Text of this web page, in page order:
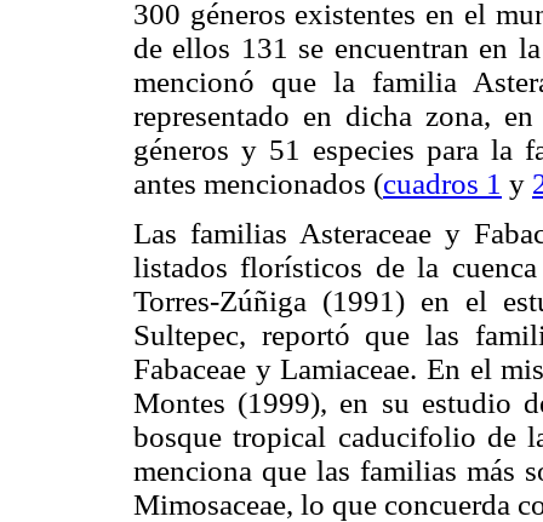
300 géneros existentes en el
de ellos 131 se encuentran en
mencionó que la familia
representado en dicha zona,
géneros y 51 especies para la
antes mencionados (cuadros 1 y
Las familias Asteraceae y
listados florísticos de la
Torres-Zúñiga (1991) en el
Sultepec, reportó que las
Fabaceae y Lamiaceae. En el
Montes (1999), en su estudio
bosque tropical caducifolio de
menciona que las familias más
Mimosaceae, lo que concuerda